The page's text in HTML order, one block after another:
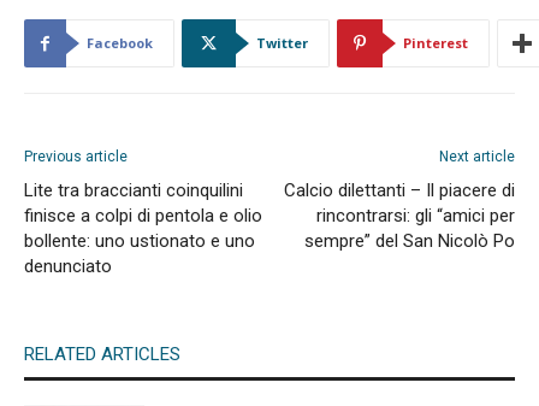
Facebook Twitter Pinterest
Previous article
Lite tra braccianti coinquilini
finisce a colpi di pentola e olio
bollente: uno ustionato e uno
denunciato
Next article
Calcio dilettanti – Il piacere di
rincontrarsi: gli “amici per
sempre” del San Nicolò Po
RELATED ARTICLES